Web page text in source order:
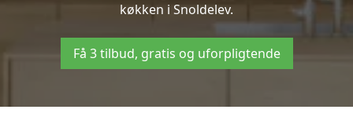
køkken i Snoldelev.
Få 3 tilbud, gratis og uforpligtende